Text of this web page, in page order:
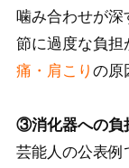
噛み合わせが深
節に過度な負担
痛・肩こり の原
③消化器への負
芸能人の公表例